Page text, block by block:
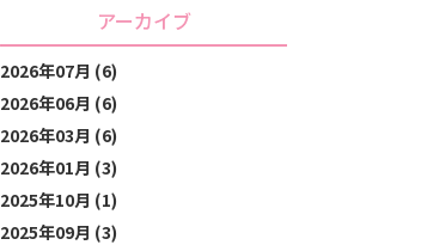
アーカイブ
2026年07月 (6)
2026年06月 (6)
2026年03月 (6)
2026年01月 (3)
2025年10月 (1)
2025年09月 (3)